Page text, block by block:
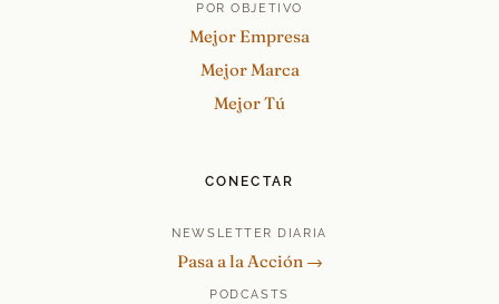
POR OBJETIVO
Mejor Empresa
Mejor Marca
Mejor Tú
CONECTAR
NEWSLETTER DIARIA
Pasa a la Acción →
PODCASTS